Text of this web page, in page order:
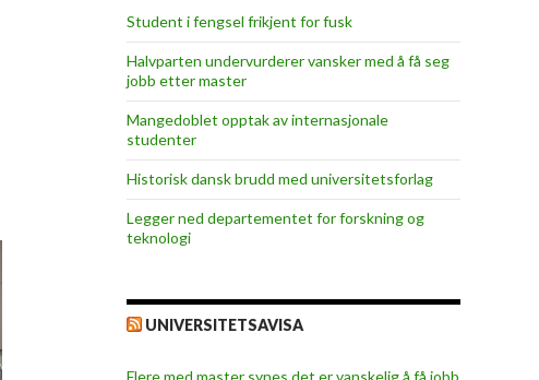
Student i fengsel frikjent for fusk
Halvparten undervurderer vansker med å få seg
jobb etter master
Mangedoblet opptak av internasjonale
studenter
Historisk dansk brudd med universitetsforlag
Legger ned departementet for forskning og
teknologi
UNIVERSITETSAVISA
Flere med master synes det er vanskelig å få jobb